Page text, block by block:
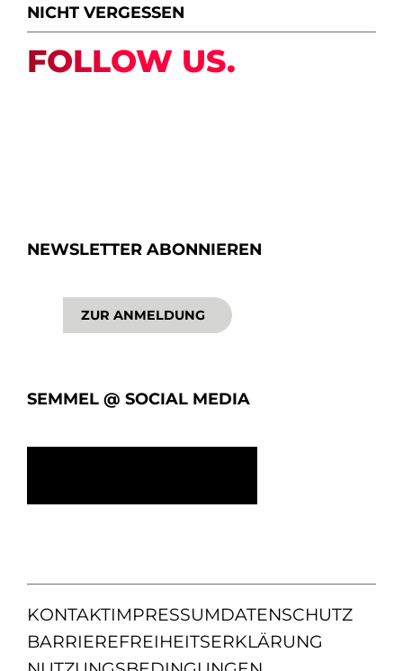
NICHT VERGESSEN
FOLLOW US.
NEWSLETTER ABONNIEREN
ZUR ANMELDUNG
SEMMEL @ SOCIAL MEDIA
KONTAKTIMPRESSUMDATENSCHUTZ
BARRIEREFREIHEITSERKLÄRUNG